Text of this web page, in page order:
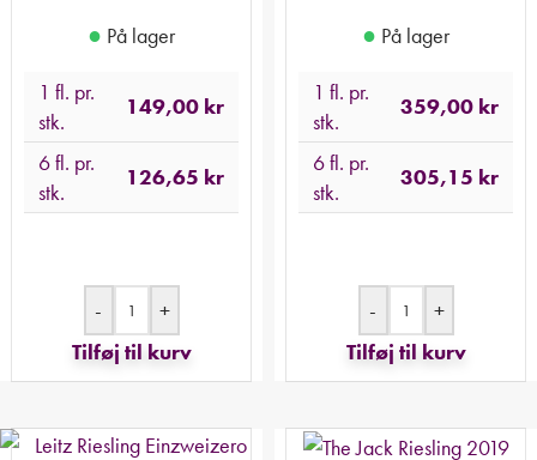
● På lager
1 fl. pr.
stk.
149,00 kr
6 fl. pr.
stk.
126,65 kr
-
+
Tilføj til kurv
● På lager
1 fl. pr.
stk.
359,00 kr
6 fl. pr.
stk.
305,15 kr
-
+
Tilføj til kurv